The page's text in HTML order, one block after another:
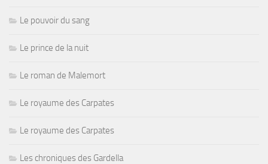
Le pouvoir du sang
Le prince de la nuit
Le roman de Malemort
Le royaume des Carpates
Le royaume des Carpates
Les chroniques des Gardella